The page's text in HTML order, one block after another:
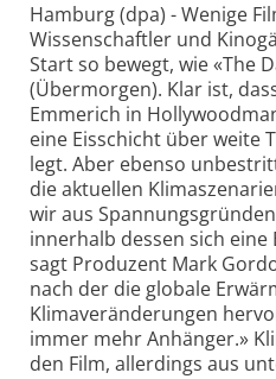
Hamburg (dpa) - Wenige
Wissenschaftler und
Start so bewegt, wie «The
(Übermorgen). Klar ist,
Emmerich in
eine Eisschicht über weite
legt. Aber ebenso
die aktuellen
wir aus
innerhalb dessen sich eine
sagt Produzent Mark
nach der die globale
Klimaveränderungen
immer mehr Anhänger.»
den Film, allerdings aus